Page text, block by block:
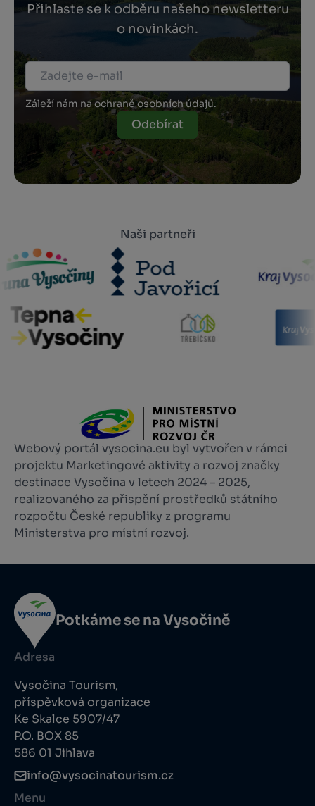
Přihlaste se k odběru našeho newsletteru
o novinkách.
Záleží nám na ochraně osobních údajů.
Odebírat
Naši partneři
Webový portál vysocina.eu byl vytvořen v rámci
projektu Marketingové aktivity a rozvoj značky
destinace Vysočina v letech 2024 – 2025,
realizovaného za přispění prostředků státního
rozpočtu České republiky z programu
Ministerstva pro místní rozvoj.
Potkáme se na Vysočině
Adresa
Vysočina Tourism,
příspěvková organizace
Ke Skalce 5907/47
P.O. BOX 85
586 01 Jihlava
info@vysocinatourism.cz
Menu